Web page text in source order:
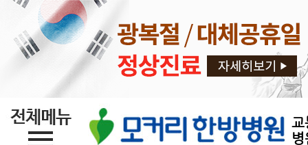
교